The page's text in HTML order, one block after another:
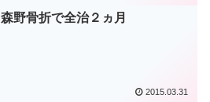
森野骨折で全治２ヵ月
2015.03.31